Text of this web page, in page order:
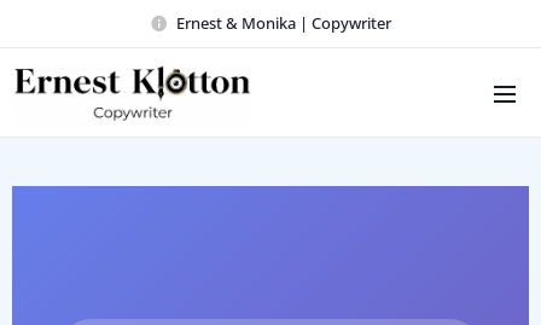
Ernest & Monika | Copywriter